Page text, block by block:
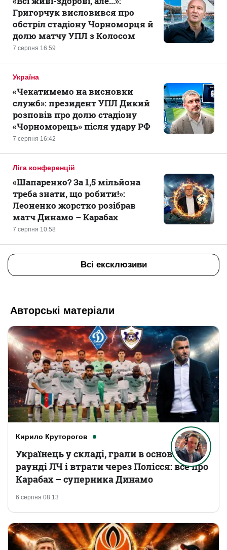
7 серпня 16:59
Григорчук висловився про
обстріл стадіону Чорноморця й
долю матчу УПЛ з Колосом
Україна
7 серпня 16:42
«Чекатимемо на висновки
служб»: президент УПЛ Дикий
розповів про долю стадіону
«Чорноморець» після удару РФ
Ліга конференцій
7 серпня 10:58
«Шапаренко? За 1,5 мільйона
треба знати, що робити!»:
Леоненко жорстко розібрав
матч Динамо – Карабах
Всі ексклюзиви
Авторські матеріали
Кирило Круторогов
6 серпня 08:13
Українець у складі, грали в основному
раунді ЛЧ і втрати через Полісся: все про
Карабах – суперника Динамо